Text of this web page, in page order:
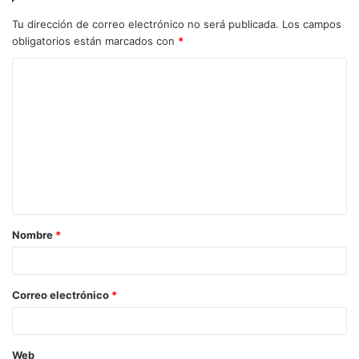
Tu dirección de correo electrónico no será publicada. Los campos
obligatorios están marcados con *
Nombre *
Correo electrónico *
Web